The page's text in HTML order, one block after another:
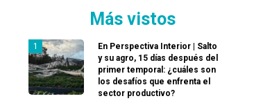
Más vistos
En Perspectiva Interior | Salto
y su agro, 15 días después del
primer temporal: ¿cuáles son
los desafíos que enfrenta el
sector productivo?